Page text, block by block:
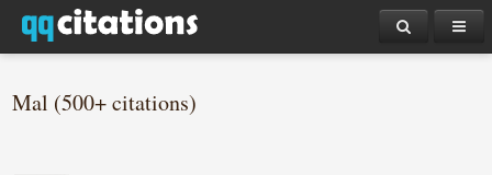
Mal (500+ citations)